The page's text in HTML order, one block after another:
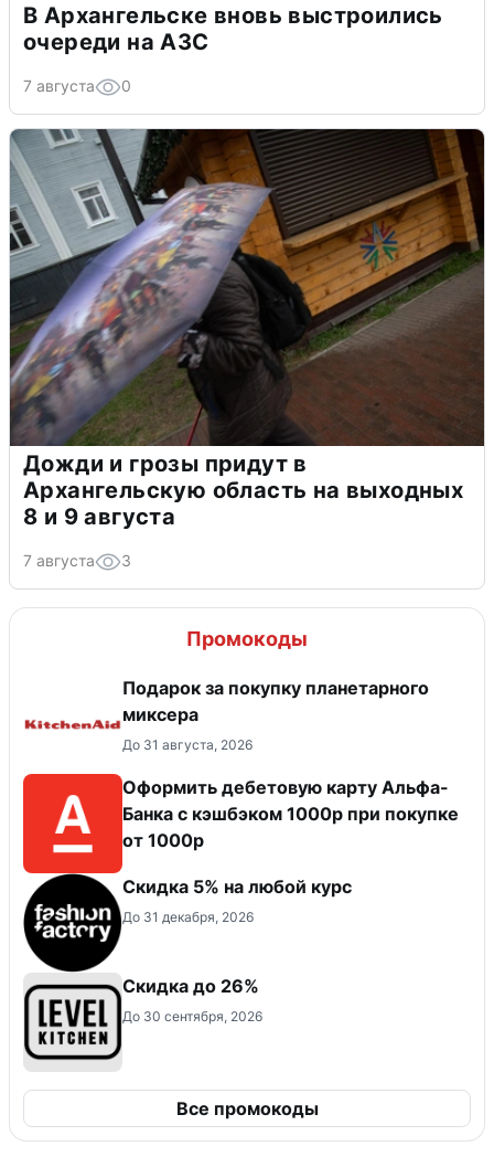
В Архангельске вновь выстроились
очереди на АЗС
7 августа 0
Дожди и грозы придут в
Архангельскую область на выходных
8 и 9 августа
7 августа 3
Промокоды
Подарок за покупку планетарного
миксера
До 31 августа, 2026
Оформить дебетовую карту Альфа-
Банка с кэшбэком 1000р при покупке
от 1000р
Скидка 5% на любой курс
До 31 декабря, 2026
Скидка до 26%
До 30 сентября, 2026
Все промокоды